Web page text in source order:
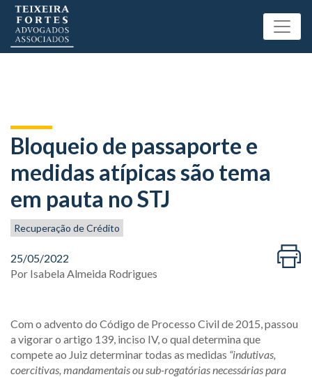
Bloqueio de passaporte e
medidas atípicas são tema
em pauta no STJ
Recuperação de Crédito
25/05/2022
Por Isabela Almeida Rodrigues
Com o advento do Código de Processo Civil de 2015, passou
a vigorar o artigo 139, inciso IV, o qual determina que
compete ao Juiz determinar todas as medidas “indutivas,
coercitivas, mandamentais ou sub-rogatórias necessárias para